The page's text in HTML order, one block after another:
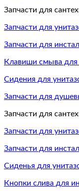
Запчасти для
Запчасти для
Запчасти для
Клавиши смыва для
Сидения для
Запчасти для
Запчасти для
Запчасти для
Запчасти для
Сиденья для
Кнопки слива для